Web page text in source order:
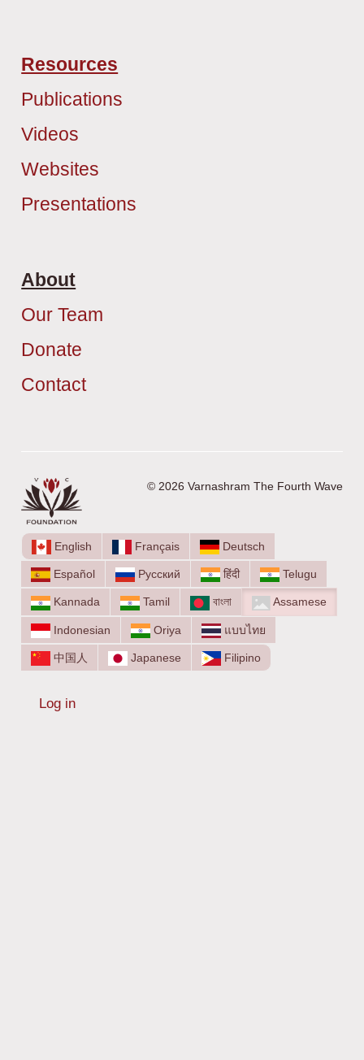
Resources
Publications
Videos
Websites
Presentations
About
Our Team
Donate
Contact
© 2026 Varnashram The Fourth Wave
English Français Deutsch
Español Русский हिंदी Telugu
Kannada Tamil বাংলা Assamese
Indonesian Oriya แบบไทย
中国人 Japanese Filipino
User
Log in